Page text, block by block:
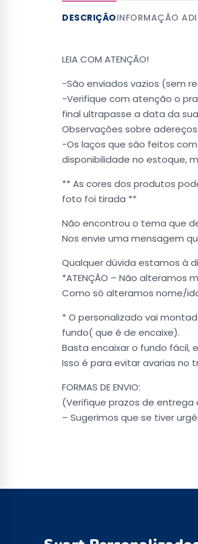
DESCRIÇÃOINFORMAÇÃO
LEIA COM ATENÇÃO!
-São enviados vazios (sem
-Verifique com atenção o
final ultrapasse a data da
Observações sobre adereços:
-Os laços que são feitos
disponibilidade no estoque,
** As cores dos produtos
foto foi tirada **
Não encontrou o tema que
Nos envie uma mensagem
Qualquer dúvida estamos à
*ATENÇÃO – Não alteramos
Como só alteramos nome/
* O personalizado vai
fundo( que é de encaixe).
Basta encaixar o fundo fácil,
Isso é para evitar avarias no
FORMAS DE ENVIO:
(Verifique prazos de entrega
– Sugerimos que se tiver